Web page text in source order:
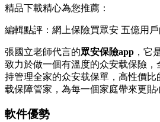
精品下載精心為您推薦：
編輯點評：網上保險買眾安 五億用
張國立老師代言的眾安保險app ，它
致力於做一個有溫度的众安载保險，
持管理全家的众安载保單，高性價
载保障管家，為每一個家庭帶來更貼
軟件優勢